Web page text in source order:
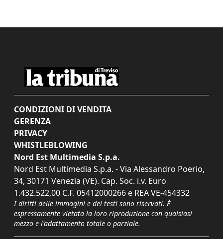
CONDIZIONI DI VENDITA
GERENZA
PRIVACY
WHISTLEBLOWING
Nord Est Multimedia S.p.a.
Nord Est Multimedia S.p.a. - Via Alessandro Poerio,
34, 30171 Venezia (VE). Cap. Soc. i.v. Euro
1.432.522,00 C.F. 05412000266 e REA VE-454332
I diritti delle immagini e dei testi sono riservati. È
espressamente vietata la loro riproduzione con qualsiasi
mezzo e l'adattamento totale o parziale.